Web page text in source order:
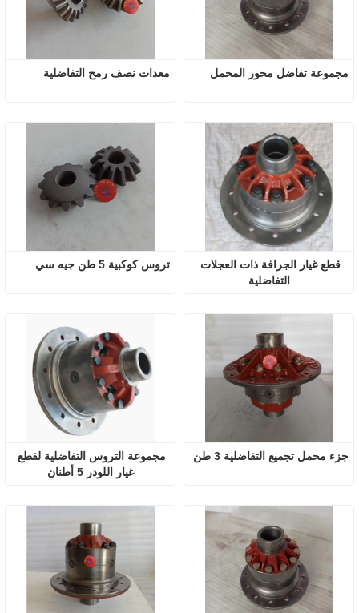
معدات نصف رمح التفاضلية مجموعة تفاضل محور المحمل
تروس كوكبية 5 طن جيه سي
التفاضلية
غيار اللودر 5 أطنان
جزء محمل تجميع التفاضلية 3 طن